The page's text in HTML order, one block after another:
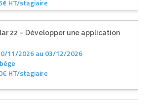
HT/stagiaire
22 – Développer une application
11/2026 au 03/12/2026
HT/stagiaire